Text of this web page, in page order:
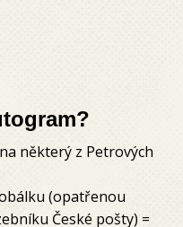
některý z Petrových
(opatřenou
České pošty) =